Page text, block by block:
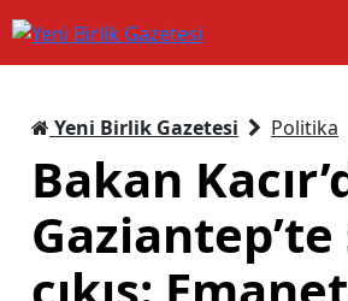
Yeni Birlik Gazetesi Politika
Bakan